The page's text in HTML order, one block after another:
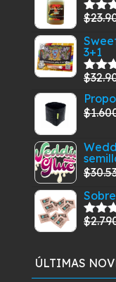
5
$
3+1
5
$
$
$
$
ÚLTIMAS